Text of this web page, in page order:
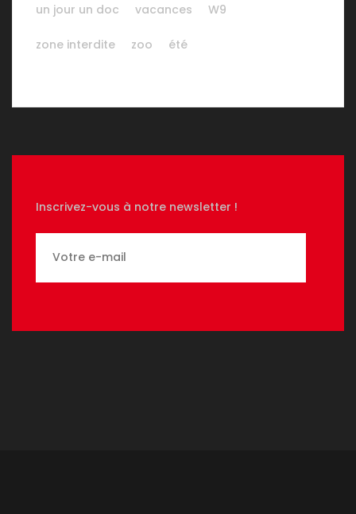
un jour un doc vacances W9
zone interdite zoo été
Inscrivez-vous à notre newsletter !